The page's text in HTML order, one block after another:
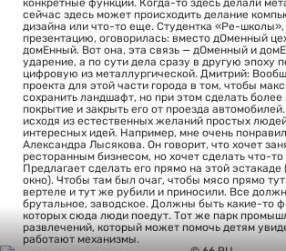
конкретные функции. Когда-то здесь делали
сейчас здесь может происходить делание
дизайна или что-то еще. Студентка «Ре-школы»,
презентацию, оговорилась: вместо дОменный
домЕнный. Вот она, эта связь — дОменный и
ударение, а по сути дела сразу в другую эпоху
цифровую из металлургической. Дмитрий:
проекта для этой части города в том, чтобы
сохранить ландшафт, но при этом сделать более
покрытие и закрыть его от проезда
исходя из естественных желаний простых
интересных идей. Например, мне очень
Александра Лысякова. Он говорит, что хочет
ресторанным бизнесом, но хочет сделать что-
Предлагает сделать его прямо на этой эстакаде
окно). Чтобы там был очаг, чтобы мясо прямо тут
вертеле и тут же рубили и приносили. Все
брутальное, заводское. Должны быть какие-то
которых сюда люди поедут. Тот же парк
развлечений, который может помочь детям
работают механизмы.